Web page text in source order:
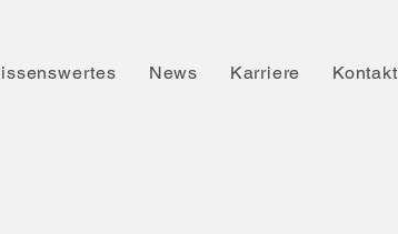
News Karriere Kontakt